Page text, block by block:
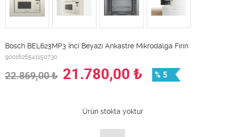
Bosch BEL623MP3 İnci Beyazı Ankastre Mikrodalga Fırın
9001626541150730
22.869,00₺ 21.780,00 ₺ % 5
Ürün stokta yoktur